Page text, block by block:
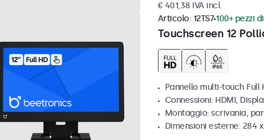
€ 401,38 IVA incl.
Touchscreen 12
Articolo: 12TS7 100+ pezzi
Pannello multi-touch Full
Connessioni: HDMI,
Montaggio: scrivania,
Dimensioni esterne: 284